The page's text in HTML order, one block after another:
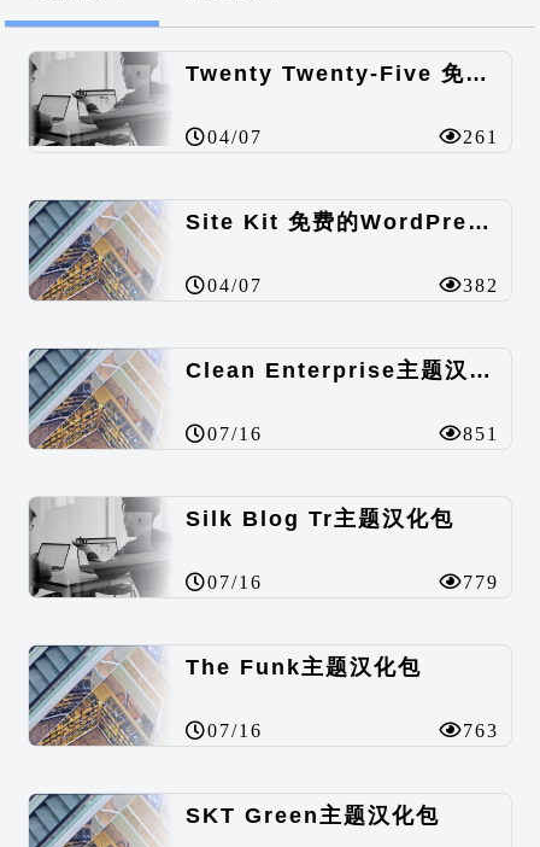
Twenty Twenty-Five 免费的WordPress内容主题
04/07 261
Site Kit 免费的WordPress数据统计插件
04/07 382
Clean Enterprise主题汉化包
07/16 851
Silk Blog Tr主题汉化包
07/16 779
The Funk主题汉化包
07/16 763
SKT Green主题汉化包